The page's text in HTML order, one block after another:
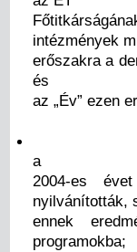
intézmények
erőszakra a
és
az „Év” ezen
a
2004-es
nyilvánították,
ennek
programokba;